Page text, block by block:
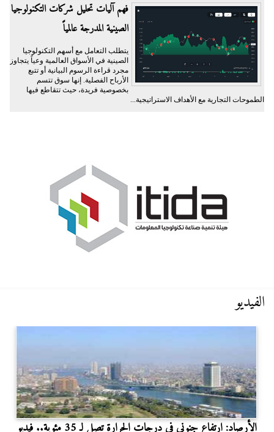
فهم آليات تحليل شركات التكنولوجيا
الصينية المدرجة عالمياً
يتطلب التعامل مع أسهم التكنولوجيا
الصينية في الأسواق العالمية وعياً يتجاوز
مجرد قراءة الرسوم البيانية أو تتبع
الأرباح الفصلية. إنها سوق تتسم
بخصوصية فريدة، حيث تتقاطع فيها
الطموحات التجارية مع الأهداف الاستراتيجية...
الفيديو
الأرصاد: ارتفاع جنوني في درجات الحرارة تصل لـ 35 مئوية.. فيديو